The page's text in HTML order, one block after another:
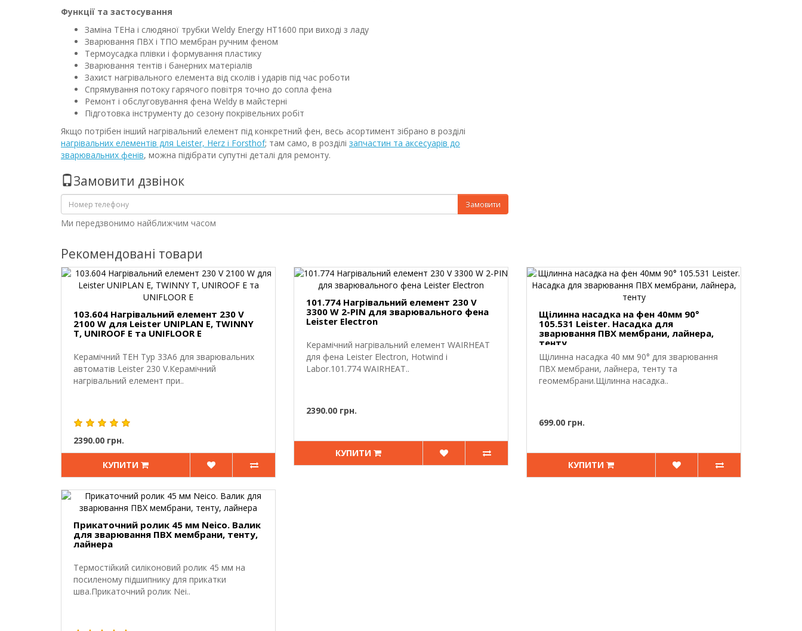
Функції та застосування
Заміна ТЕНа і слюдяної трубки Weldy Energy HT1600 при виході з ладу
Зварювання ПВХ і ТПО мембран ручним феном
Термоусадка плівки і формування пластику
Зварювання тентів і банерних матеріалів
Захист нагрівального елемента від сколів і ударів під час роботи
Спрямування потоку гарячого повітря точно до сопла фена
Ремонт і обслуговування фена Weldy в майстерні
Підготовка інструменту до сезону покрівельних робіт
Якщо потрібен інший нагрівальний елемент під конкретний фен, весь асортимент зібрано в розділі
нагрівальних елементів для Leister, Herz і Forsthof; там само, в розділі запчастин та аксесуарів до
зварювальних фенів, можна підібрати супутні деталі для ремонту.
Замовити дзвінок
Замовити
Ми передзвонимо найближчим часом
Рекомендовані товари
103.604 Нагрівальний елемент 230 V
2100 W для Leister UNIPLAN E, TWINNY
T, UNIROOF E та UNIFLOOR E
Керамічний ТЕН Typ 33A6 для зварювальних
автоматів Leister 230 V.Керамічний
нагрівальний елемент при..
2390.00 грн.
КУПИТИ
101.774 Нагрівальний елемент 230 V
3300 W 2-PIN для зварювального фена
Leister Electron
Керамічний нагрівальний елемент WAIRHEAT
для фена Leister Electron, Hotwind і
Labor.101.774 WAIRHEAT..
2390.00 грн.
КУПИТИ
Щілинна насадка на фен 40мм 90°
105.531 Leister. Насадка для
зварювання ПВХ мембрани, лайнера,
тенту
Щілинна насадка 40 мм 90° для зварювання
ПВХ мембрани, лайнера, тенту та
геомембрани.Щілинна насадка..
699.00 грн.
КУПИТИ
Прикаточний ролик 45 мм Neico. Валик
для зварювання ПВХ мембрани, тенту,
лайнера
Термостійкий силіконовий ролик 45 мм на
посиленому підшипнику для прикатки
шва.Прикаточний ролик Nei..